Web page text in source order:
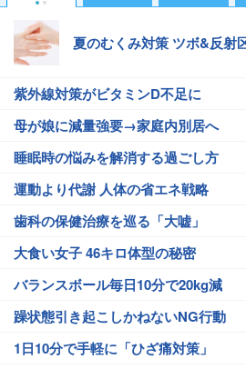
夏のむくみ対策 ツボ&反射
紫外線対策がビタミンD不足に
母が娘に減量強要→家庭内別居へ
睡眠時の悩みを解消する過ごし方
運動より代謝 人体の省エネ戦略
歯科の保健治療を巡る「大嘘」
大食い女子 46キロ体型の秘密
バランスボール毎日10分で20kg減
躁状態引き起こしかねないNG行動
1日10分で手軽に「ひざ痛対策」